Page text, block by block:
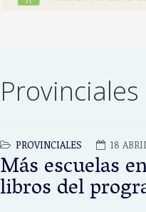
Provinciales
PROVINCIALES 18
Más escuelas
libros del